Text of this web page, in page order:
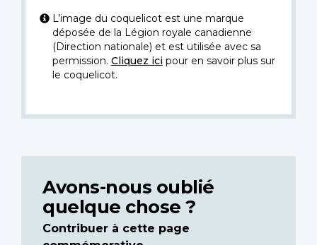
L’image du coquelicot est une marque
déposée de la Légion royale canadienne
(Direction nationale) et est utilisée avec sa
permission. Cliquez icipour en savoir plus sur
le coquelicot.
Avons-nous oublié
quelque chose ?
Contribuer à cette page